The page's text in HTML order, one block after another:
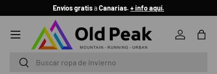
IR AL CONTENIDO
Envíos gratisaCanarias. + info aquí.
BuscarBuscar
Iniciar
Menú